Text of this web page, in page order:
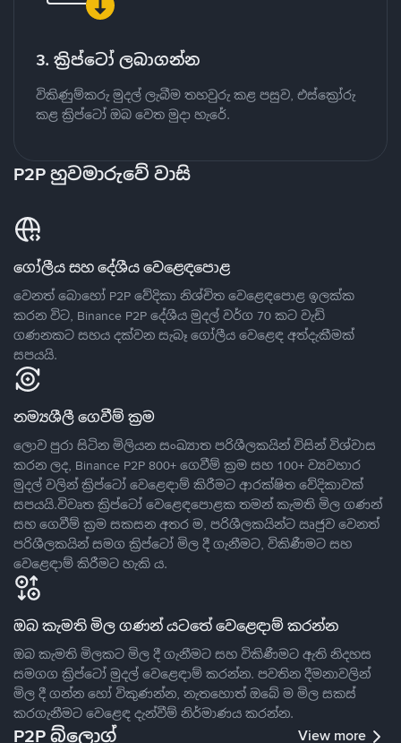
3. ක්‍රිප්ටෝ ලබාගන්න
විකිණුම්කරු මුදල් ලැබීම තහවුරු කළ පසුව, එස්ක්‍රෝරු
කළ ක්‍රිප්ටෝ ඔබ වෙත මුදා හැරේ.
P2P හුවමාරුවේ වාසි
ගෝලීය සහ දේශීය වෙළෙඳපොළ
වෙනත් බොහෝ P2P වේදිකා නිශ්චිත වෙළෙඳපොළ ඉලක්ක
කරන විට, Binance P2P දේශීය මුදල් වර්ග 70 කට වැඩි
ගණනකට සහය දක්වන සැබෑ ගෝලීය වෙළෙඳ අත්දැකීමක්
සපයයි.
නම්‍යශීලී ගෙවීම් ක්‍රම
ලොව පුරා සිටින මිලියන සංඛ්‍යාත පරිශීලකයින් විසින් විශ්වාස
කරන ලද, Binance P2P 800+ ගෙවීම් ක්‍රම සහ 100+ ව්‍යවහාර
මුදල් වලින් ක්‍රිප්ටෝ වෙළෙඳාම් කිරීමට ආරක්ෂිත වේදිකාවක්
සපයයි.විවෘත ක්‍රිප්ටෝ වෙළෙඳපොළක තමන් කැමති මිල ගණන්
සහ ගෙවීම් ක්‍රම සකසන අතර ම, පරිශීලකයින්ට ඍජුව වෙනත්
පරිශීලකයින් සමග ක්‍රිප්ටෝ මිල දී ගැනීමට, විකිණීමට සහ
වෙළෙඳාම් කිරීමට හැකි ය.
ඔබ කැමති මිල ගණන් යටතේ වෙළෙඳාම් කරන්න
ඔබ කැමති මිලකට මිල දී ගැනීමට සහ විකිණීමට ඇති නිදහස
සමගග ක්‍රිප්ටෝ මුදල් වෙළෙඳාම් කරන්න. පවතින දීමනාවලින්
මිල දී ගන්න හෝ විකුණන්න, නැතහොත් ඔබේ ම මිල සකස්
කරගැනීමට වෙළෙඳ දැන්වීම් නිර්මාණය කරන්න.
P2P බ්ලොග් View more